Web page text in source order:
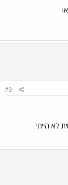
#3
לא הייתי